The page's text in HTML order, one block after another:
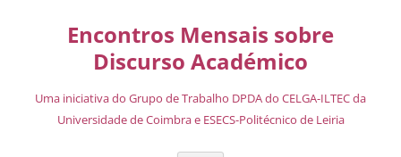
Encontros Mensais sobre
Discurso Académico
Uma iniciativa do Grupo de Trabalho DPDA do CELGA-ILTEC da
Universidade de Coimbra e ESECS-Politécnico de Leiria